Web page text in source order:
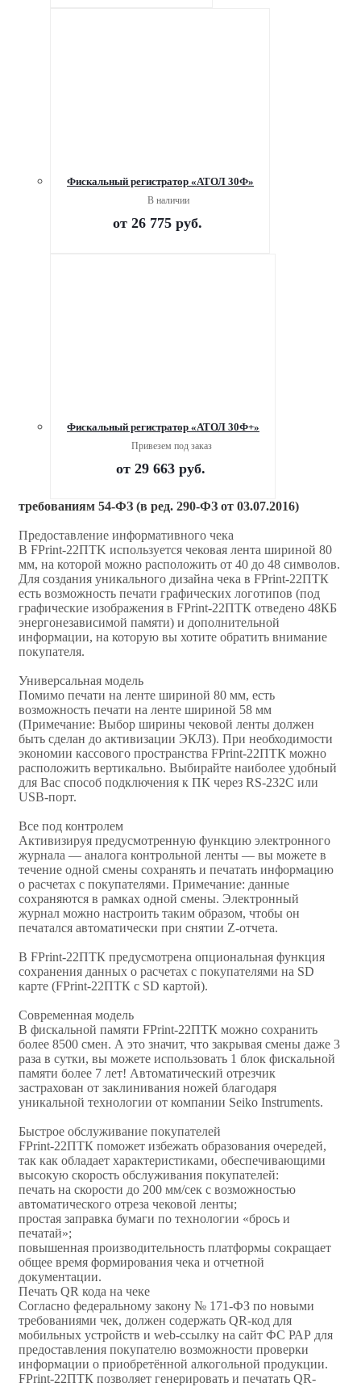
Фискальный регистратор «АТОЛ 30Ф»
В наличии
от 26 775 руб.
Фискальный регистратор «АТОЛ 30Ф+»
Привезем под заказ
от 29 663 руб.
требованиям 54-ФЗ (в ред. 290-ФЗ от 03.07.2016)
Предоставление информативного чека
В FPrint-22ПТK используется чековая лента шириной 80
мм, на которой можно расположить от 40 до 48 символов.
Для создания уникального дизайна чека в FPrint-22ПТК
есть возможность печати графических логотипов (под
графические изображения в FPrint-22ПТК отведено 48КБ
энергонезависимой памяти) и дополнительной
информации, на которую вы хотите обратить внимание
покупателя.
Универсальная модель
Помимо печати на ленте шириной 80 мм, есть
возможность печати на ленте шириной 58 мм
(Примечание: Выбор ширины чековой ленты должен
быть сделан до активизации ЭКЛЗ). При необходимости
экономии кассового пространства FPrint-22ПТК можно
расположить вертикально. Выбирайте наиболее удобный
для Вас способ подключения к ПК через RS-232C или
USB-порт.
Все под контролем
Активизируя предусмотренную функцию электронного
журнала — аналога контрольной ленты — вы можете в
течение одной смены сохранять и печатать информацию
о расчетах с покупателями. Примечание: данные
сохраняются в рамках одной смены. Электронный
журнал можно настроить таким образом, чтобы он
печатался автоматически при снятии Z-отчета.
В FPrint-22ПТК предусмотрена опциональная функция
сохранения данных о расчетах с покупателями на SD
карте (FPrint-22ПТК c SD картой).
Современная модель
В фискальной памяти FPrint-22ПТК можно сохранить
более 8500 смен. А это значит, что закрывая смены даже 3
раза в сутки, вы можете использовать 1 блок фискальной
памяти более 7 лет! Автоматический отрезчик
застрахован от заклинивания ножей благодаря
уникальной технологии от компании Seiko Instruments.
Быстрое обслуживание покупателей
FPrint-22ПТК поможет избежать образования очередей,
так как обладает характеристиками, обеспечивающими
высокую скорость обслуживания покупателей:
печать на скорости до 200 мм/сек с возможностью
автоматического отреза чековой ленты;
простая заправка бумаги по технологии «брось и
печатай»;
повышенная производительность платформы сокращает
общее время формирования чека и отчетной
документации.
Печать QR кода на чеке
Согласно федеральному закону № 171-ФЗ по новыми
требованиями чек, должен содержать QR-код для
мобильных устройств и web-ссылку на сайт ФС РАР для
предоставления покупателю возможности проверки
информации о приобретённой алкогольной продукции.
FPrint-22ПТК позволяет генерировать и печатать QR-